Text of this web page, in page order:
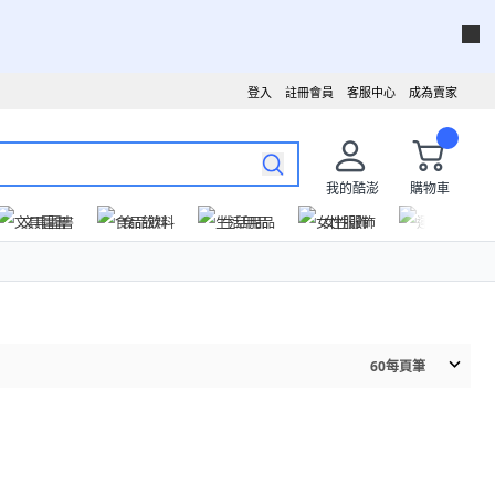
成為賣家
客服中心
註冊會員
登入
我的酷澎
購物車
文具圖書
食品飲料 生活用品 女性服飾
60每頁筆